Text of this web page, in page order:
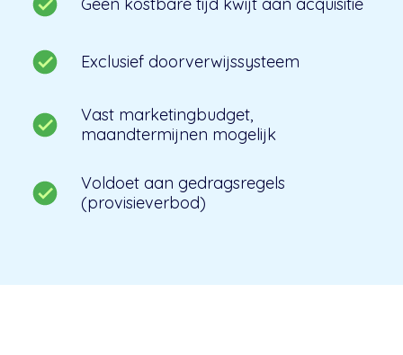
Exclusief doorverwijssysteem
Vast marketingbudget,
maandtermijnen mogelijk
Voldoet aan gedragsregels
(provisieverbod)